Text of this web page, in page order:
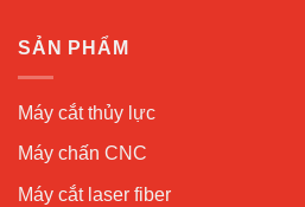
SẢN PHẨM
Máy cắt thủy lực
Máy chấn CNC
Máy cắt laser fiber